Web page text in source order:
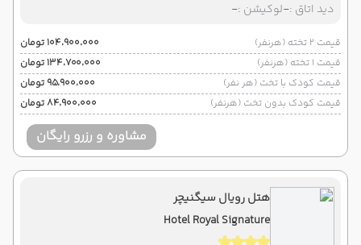
دید اتاق :-لوکیشن :-
قیمت 2 تخته (هرنفر)
۱۰۴٬۹۰۰٬۰۰۰ تومان
قیمت 1 تخته (هرنفر)
۱۳۴٬۷۰۰٬۰۰۰ تومان
قیمت کودک با تخت (هر نفر)
۹۵٬۹۰۰٬۰۰۰ تومان
قیمت کودک بدون تخت (هرنفر)
۸۴٬۹۰۰٬۰۰۰ تومان
مشاوره و رزرو رایگان
هتل رویال سیگنیچر
Hotel Royal Signature